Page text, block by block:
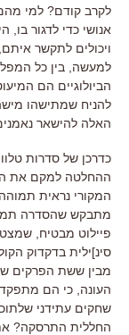
לקרב קודם? למי
אנושי כדי לדגור בו
ויכולים לתקשר איתם
למעשה, בין כל
הביולוגיים הם
להניח שמתישהו
האלה להישאר
כדרכן של סדרות
ההחלטה למקם את
המקורי נראית תמוהה
מתבקש שהסדרה
פיילוט מבטיח,
סינ]ילית בדקדוק
מבין ששת הפרקים
העונה כי הם
שחקים עתידני
החללית התרסקה?